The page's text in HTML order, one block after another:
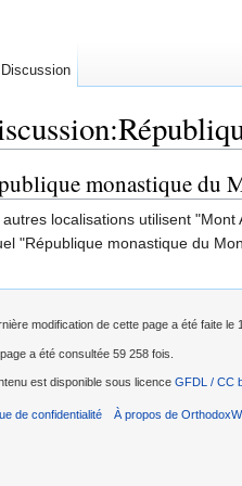
monastique du
autres localisations utilisent "Mont
"République monastique du
Discussion
modification de cette page a été faite le
a été consultée 59 258 fois.
est disponible sous licence GFDL / CC
de confidentialité À propos de